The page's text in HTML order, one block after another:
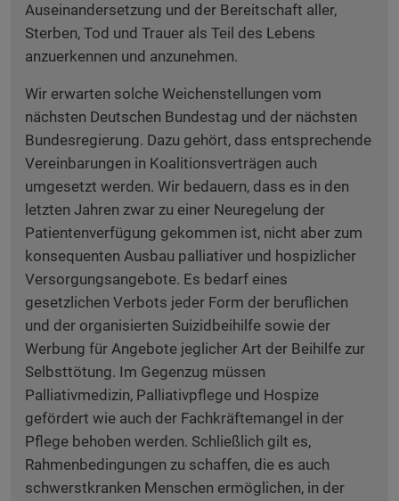
Auseinandersetzung und der Bereitschaft aller,
Sterben, Tod und Trauer als Teil des Lebens
anzuerkennen und anzunehmen.
Wir erwarten solche Weichenstellungen vom
nächsten Deutschen Bundestag und der nächsten
Bundesregierung. Dazu gehört, dass entsprechende
Vereinbarungen in Koalitionsverträgen auch
umgesetzt werden. Wir bedauern, dass es in den
letzten Jahren zwar zu einer Neuregelung der
Patientenverfügung gekommen ist, nicht aber zum
konsequenten Ausbau palliativer und hospizlicher
Versorgungsangebote. Es bedarf eines
gesetzlichen Verbots jeder Form der beruflichen
und der organisierten Suizidbeihilfe sowie der
Werbung für Angebote jeglicher Art der Beihilfe zur
Selbsttötung. Im Gegenzug müssen
Palliativmedizin, Palliativpflege und Hospize
gefördert wie auch der Fachkräftemangel in der
Pflege behoben werden. Schließlich gilt es,
Rahmenbedingungen zu schaffen, die es auch
schwerstkranken Menschen ermöglichen, in der